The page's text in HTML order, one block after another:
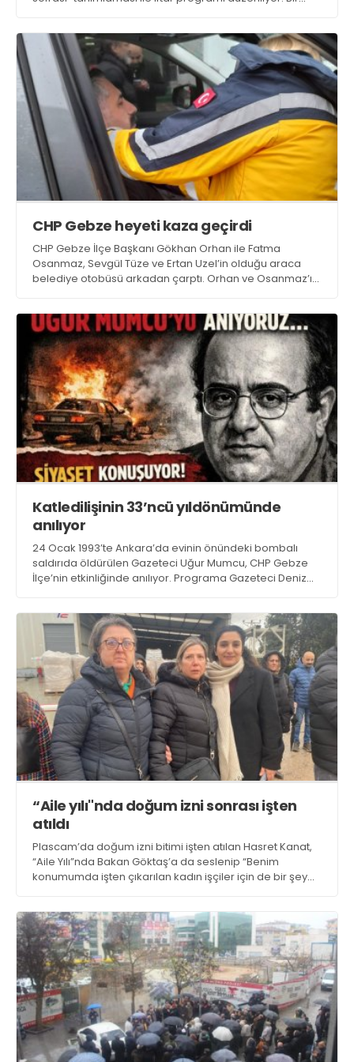
CHP Gebze heyeti kaza geçirdi
CHP Gebze İlçe Başkanı Gökhan Orhan ile Fatma
Osanmaz, Sevgül Tüze ve Ertan Uzel’in olduğu araca
belediye otobüsü arkadan çarptı. Orhan ve Osanmaz’ın
Katledilişinin 33’ncü yıldönümünde
anılıyor
24 Ocak 1993’te Ankara’da evinin önündeki bombalı
saldırıda öldürülen Gazeteci Uğur Mumcu, CHP Gebze
İlçe’nin etkinliğinde anılıyor. Programa Gazeteci Deniz
“Aile yılı"nda doğum izni sonrası işten
atıldı
Plascam’da doğum izni bitimi işten atılan Hasret Kanat,
“Aile Yılı”nda Bakan Göktaş’a da seslenip “Benim
konumumda işten çıkarılan kadın işçiler için de bir şey